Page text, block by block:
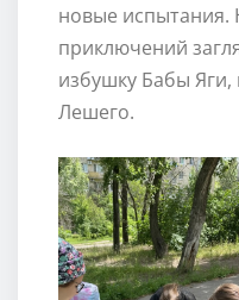
новые испытания.
приключений
избушку Бабы Яги,
Лешего.